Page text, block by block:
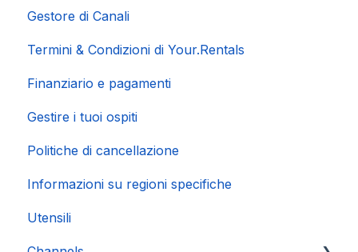
Gestore di Canali
Termini & Condizioni di Your.Rentals
Finanziario e pagamenti
Gestire i tuoi ospiti
Politiche di cancellazione
Informazioni su regioni specifiche
Utensili